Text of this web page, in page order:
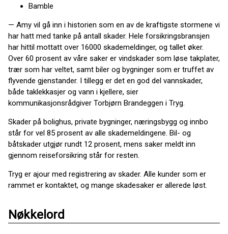
Bamble
— Amy vil gå inn i historien som en av de kraftigste stormene vi
har hatt med tanke på antall skader. Hele forsikringsbransjen
har hittil mottatt over 16000 skademeldinger, og tallet øker.
Over 60 prosent av våre saker er vindskader som løse takplater,
trær som har veltet, samt biler og bygninger som er truffet av
flyvende gjenstander. I tillegg er det en god del vannskader,
både taklekkasjer og vann i kjellere, sier
kommunikasjonsrådgiver Torbjørn Brandeggen i Tryg.
Skader på bolighus, private bygninger, næringsbygg og innbo
står for vel 85 prosent av alle skademeldingene. Bil- og
båtskader utgjør rundt 12 prosent, mens saker meldt inn
gjennom reiseforsikring står for resten.
Tryg er ajour med registrering av skader. Alle kunder som er
rammet er kontaktet, og mange skadesaker er allerede løst.
Nøkkelord